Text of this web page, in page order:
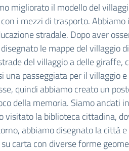
migliorato il modello del
i mezzi di trasporto.
stradale. Dopo aver
le mappe del villaggio
del villaggio a delle giraffe,
una passeggiata per il villaggio e
quindi abbiamo creato un
della memoria. Siamo andati
visitato la biblioteca cittadina,
abbiamo disegnato la città e
carta con diverse forme